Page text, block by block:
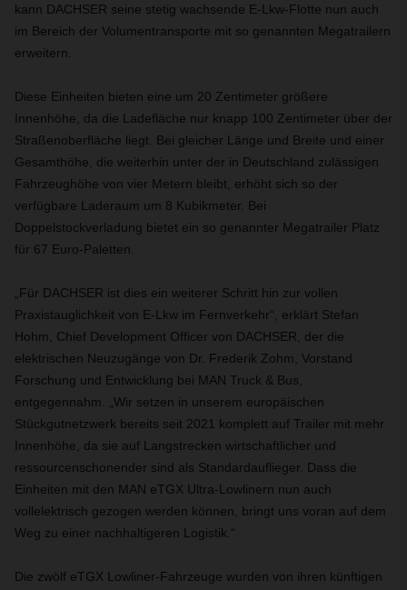
kann DACHSER seine stetig wachsende E-Lkw-Flotte nun auch
im Bereich der Volumentransporte mit so genannten Megatrailern
erweitern.
Diese Einheiten bieten eine um 20 Zentimeter größere
Innenhöhe, da die Ladefläche nur knapp 100 Zentimeter über der
Straßenoberfläche liegt. Bei gleicher Länge und Breite und einer
Gesamthöhe, die weiterhin unter der in Deutschland zulässigen
Fahrzeughöhe von vier Metern bleibt, erhöht sich so der
verfügbare Laderaum um 8 Kubikmeter. Bei
Doppelstockverladung bietet ein so genannter Megatrailer Platz
für 67 Euro-Paletten.
„Für DACHSER ist dies ein weiterer Schritt hin zur vollen
Praxistauglichkeit von E-Lkw im Fernverkehr“, erklärt Stefan
Hohm, Chief Development Officer von DACHSER, der die
elektrischen Neuzugänge von Dr. Frederik Zohm, Vorstand
Forschung und Entwicklung bei MAN Truck & Bus,
entgegennahm. „Wir setzen in unserem europäischen
Stückgutnetzwerk bereits seit 2021 komplett auf Trailer mit mehr
Innenhöhe, da sie auf Langstrecken wirtschaftlicher und
ressourcenschonender sind als Standardauflieger. Dass die
Einheiten mit den MAN eTGX Ultra-Lowlinern nun auch
vollelektrisch gezogen werden können, bringt uns voran auf dem
Weg zu einer nachhaltigeren Logistik.“
Die zwölf eTGX Lowliner-Fahrzeuge wurden von ihren künftigen